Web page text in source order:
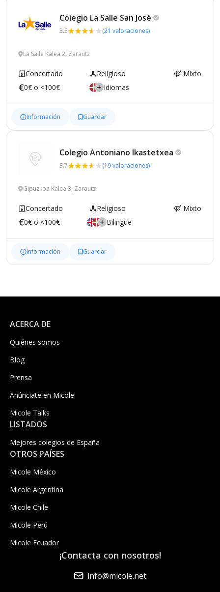
Colegio La Salle San José
3.5 (21 valoraciones)
La Salle Kalea 2, Zarautz
Concertado Religioso
Mixto
0€ o <100€
Idiomas
Información Guardar
Colegio Antoniano Ikastetxea
3.7 (19 valoraciones)
Gipuzkoa Kalea 3, Zarautz
Concertado Religioso
Mixto
0€ o <100€
Bilingüe
Información Guardar
ACERCA DE
Quiénes somos
Blog
Prensa
Anúnciate en Micole
Micole Talks
LISTADOS
Mejores colegios de España
OTROS PAÍSES
Micole México
Micole Argentina
Micole Chile
Micole Perú
Micole Ecuador
¡Contacta con nosotros!
info@micole.net